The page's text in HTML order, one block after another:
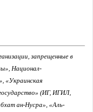
запрещенные в
Национал-
«Украинская
(ИГ, ИГИЛ,
ан-Нусра», «Аль-